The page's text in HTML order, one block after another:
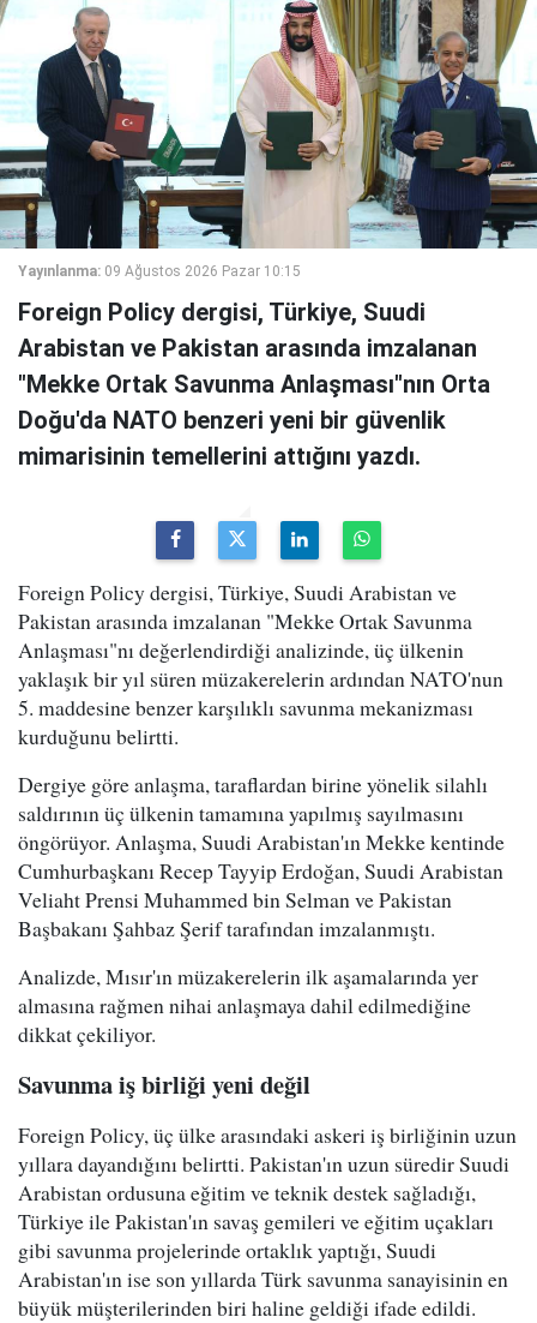
Yayınlanma: 09 Ağustos 2026 Pazar 10:15
Foreign Policy dergisi, Türkiye, Suudi
Arabistan ve Pakistan arasında imzalanan
"Mekke Ortak Savunma Anlaşması"nın Orta
Doğu'da NATO benzeri yeni bir güvenlik
mimarisinin temellerini attığını yazdı.
Foreign Policy dergisi, Türkiye, Suudi Arabistan ve
Pakistan arasında imzalanan "Mekke Ortak Savunma
Anlaşması"nı değerlendirdiği analizinde, üç ülkenin
yaklaşık bir yıl süren müzakerelerin ardından NATO'nun
5. maddesine benzer karşılıklı savunma mekanizması
kurduğunu belirtti.
Dergiye göre anlaşma, taraflardan birine yönelik silahlı
saldırının üç ülkenin tamamına yapılmış sayılmasını
öngörüyor. Anlaşma, Suudi Arabistan'ın Mekke kentinde
Cumhurbaşkanı Recep Tayyip Erdoğan, Suudi Arabistan
Veliaht Prensi Muhammed bin Selman ve Pakistan
Başbakanı Şahbaz Şerif tarafından imzalanmıştı.
Analizde, Mısır'ın müzakerelerin ilk aşamalarında yer
almasına rağmen nihai anlaşmaya dahil edilmediğine
dikkat çekiliyor.
Savunma iş birliği yeni değil
Foreign Policy, üç ülke arasındaki askeri iş birliğinin uzun
yıllara dayandığını belirtti. Pakistan'ın uzun süredir Suudi
Arabistan ordusuna eğitim ve teknik destek sağladığı,
Türkiye ile Pakistan'ın savaş gemileri ve eğitim uçakları
gibi savunma projelerinde ortaklık yaptığı, Suudi
Arabistan'ın ise son yıllarda Türk savunma sanayisinin en
büyük müşterilerinden biri haline geldiği ifade edildi.